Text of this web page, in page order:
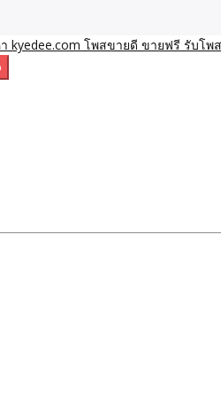
บ้าน ที่ดิน อสั
าน ที่ดิน อสังหา รับโพสต์ประกาศขาย